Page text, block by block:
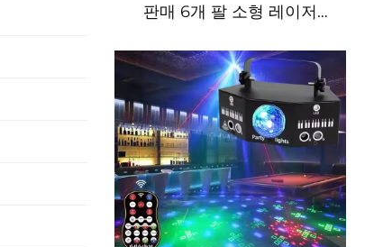
판매 6개 팔 소형 레이저
벤트 쇼 행사 파티 장비